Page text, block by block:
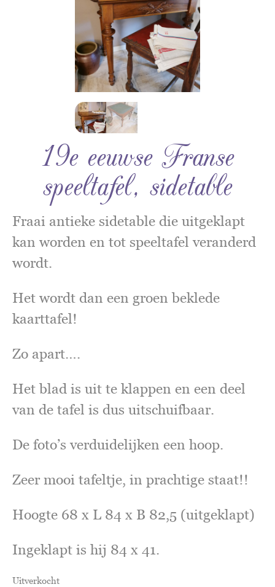
19e eeuwse Franse
speeltafel, sidetable
Fraai antieke sidetable die uitgeklapt
kan worden en tot speeltafel veranderd
wordt.
Het wordt dan een groen beklede
kaarttafel!
Zo apart….
Het blad is uit te klappen en een deel
van de tafel is dus uitschuifbaar.
De foto’s verduidelijken een hoop.
Zeer mooi tafeltje, in prachtige staat!!
Hoogte 68 x L 84 x B 82,5 (uitgeklapt)
Ingeklapt is hij 84 x 41.
Uitverkocht